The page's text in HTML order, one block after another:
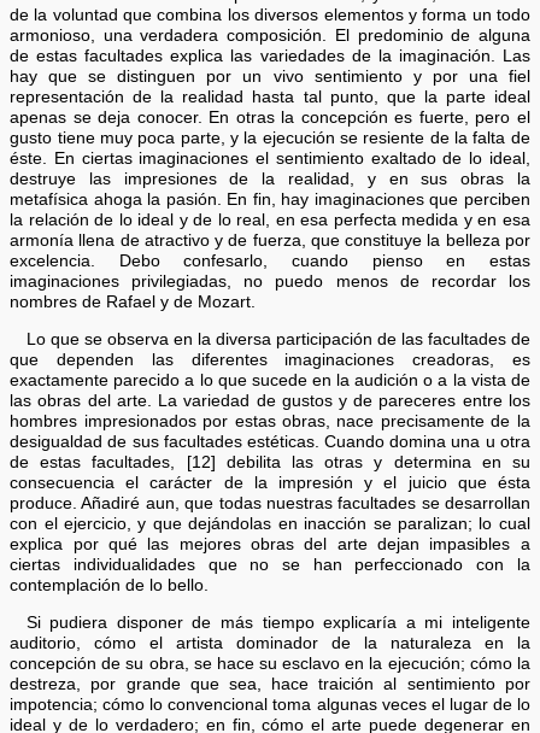
de la voluntad que combina los diversos elementos y forma un todo
armonioso, una verdadera composición. El predominio de alguna
de estas facultades explica las variedades de la imaginación. Las
hay que se distinguen por un vivo sentimiento y por una fiel
representación de la realidad hasta tal punto, que la parte ideal
apenas se deja conocer. En otras la concepción es fuerte, pero el
gusto tiene muy poca parte, y la ejecución se resiente de la falta de
éste. En ciertas imaginaciones el sentimiento exaltado de lo ideal,
destruye las impresiones de la realidad, y en sus obras la
metafísica ahoga la pasión. En fin, hay imaginaciones que perciben
la relación de lo ideal y de lo real, en esa perfecta medida y en esa
armonía llena de atractivo y de fuerza, que constituye la belleza por
excelencia. Debo confesarlo, cuando pienso en estas
imaginaciones privilegiadas, no puedo menos de recordar los
nombres de Rafael y de Mozart.
Lo que se observa en la diversa participación de las facultades de
que dependen las diferentes imaginaciones creadoras, es
exactamente parecido a lo que sucede en la audición o a la vista de
las obras del arte. La variedad de gustos y de pareceres entre los
hombres impresionados por estas obras, nace precisamente de la
desigualdad de sus facultades estéticas. Cuando domina una u otra
de estas facultades, [12] debilita las otras y determina en su
consecuencia el carácter de la impresión y el juicio que ésta
produce. Añadiré aun, que todas nuestras facultades se desarrollan
con el ejercicio, y que dejándolas en inacción se paralizan; lo cual
explica por qué las mejores obras del arte dejan impasibles a
ciertas individualidades que no se han perfeccionado con la
contemplación de lo bello.
Si pudiera disponer de más tiempo explicaría a mi inteligente
auditorio, cómo el artista dominador de la naturaleza en la
concepción de su obra, se hace su esclavo en la ejecución; cómo la
destreza, por grande que sea, hace traición al sentimiento por
impotencia; cómo lo convencional toma algunas veces el lugar de lo
ideal y de lo verdadero; en fin, cómo el arte puede degenerar en